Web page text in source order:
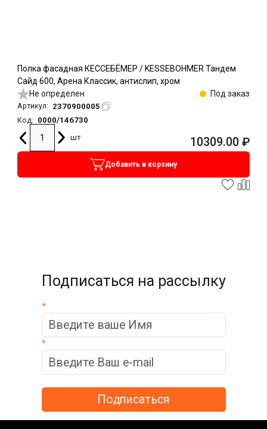
Полка фасадная КЕССЕБЁМЕР / KESSEBOHMER Тандем
Сайд 600, Арена Классик, антислип, хром
Не определен
Под заказ
Артикул: 2370900005
Код:
0000/146730
шт
10309.00 ₽
Добавить в корзину
Подписаться на рассылку
*
*